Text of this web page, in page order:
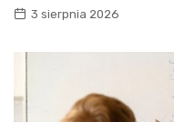
3 sierpnia 2026